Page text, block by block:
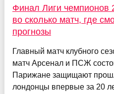
Финал Лиги
во сколько матч, где
прогнозы
Главный матч клубного
матч Арсенал и ПСЖ
Парижане защищают
лондонцы впервые за 20